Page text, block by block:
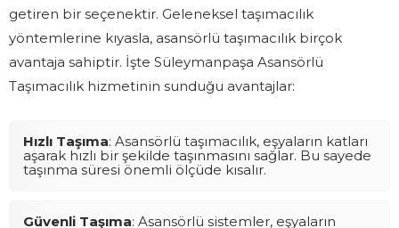
getiren bir seçenektir. Geleneksel taşımacılık
yöntemlerine kıyasla, asansörlü taşımacılık birçok
avantaja sahiptir. İşte Süleymanpaşa Asansörlü
Taşımacılık hizmetinin sunduğu avantajlar:
Hızlı Taşıma: Asansörlü taşımacılık, eşyaların katları
aşarak hızlı bir şekilde taşınmasını sağlar. Bu sayede
taşınma süresi önemli ölçüde kısalır.
Güvenli Taşıma: Asansörlü sistemler, eşyaların